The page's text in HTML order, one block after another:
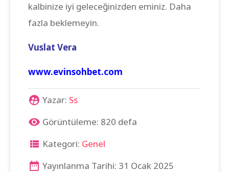
kalbinize iyi geleceğinizden eminiz. Daha
fazla beklemeyin.
Vuslat Vera
www.evinsohbet.com
Yazar: Ss
Görüntüleme: 820 defa
Kategori: Genel
Yayınlanma Tarihi: 31 Ocak 2025